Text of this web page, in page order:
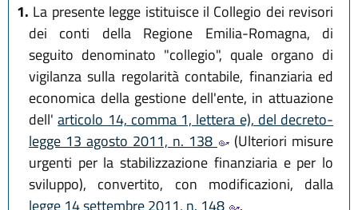
1. La presente legge istituisce il Collegio dei revisori
dei conti della Regione Emilia-Romagna, di
seguito denominato "collegio", quale organo di
vigilanza sulla regolarità contabile, finanziaria ed
economica della gestione dell'ente, in attuazione
dell'articolo 14, comma 1, lettera e), del decreto-
legge 13 agosto 2011, n. 138
(Ulteriori misure
urgenti per la stabilizzazione finanziaria e per lo
sviluppo), convertito, con modificazioni, dalla
legge 14 settembre 2011, n. 148
.